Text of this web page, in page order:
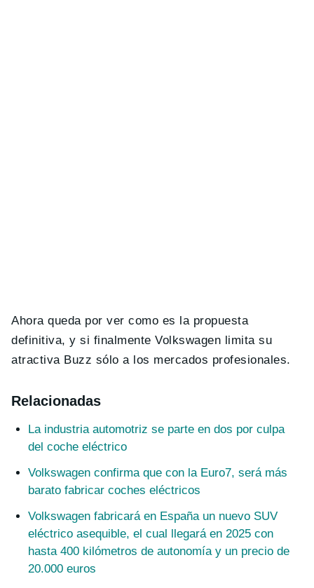
Ahora queda por ver como es la propuesta
definitiva, y si finalmente Volkswagen limita su
atractiva Buzz sólo a los mercados profesionales.
Relacionadas
La industria automotriz se parte en dos por culpa
del coche eléctrico
Volkswagen confirma que con la Euro7, será más
barato fabricar coches eléctricos
Volkswagen fabricará en España un nuevo SUV
eléctrico asequible, el cual llegará en 2025 con
hasta 400 kilómetros de autonomía y un precio de
20.000 euros